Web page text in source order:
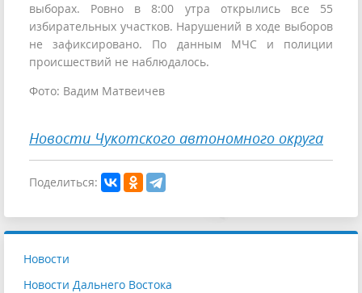
выборах. Ровно в 8:00 утра открылись все 55
избирательных участков. Нарушений в ходе выборов
не зафиксировано. По данным МЧС и полиции
происшествий не наблюдалось.
Фото: Вадим Матвеичев
Новости Чукотского автономного округа
Поделиться:
Новости
Новости Дальнего Востока